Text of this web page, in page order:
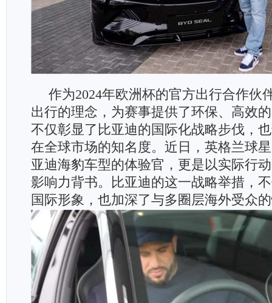
作为2024年欧洲杯的官方出行合作伙
出行的理念，为赛事提供了环保、高效
不仅彰显了比亚迪的国际化战略步伐，
在全球市场的知名度。近日，英格兰球
亚迪海豹车型的体验官，更是以实际行
影响力背书。比亚迪的这一战略举措，
国际形象，也加深了与多圈层海外受众